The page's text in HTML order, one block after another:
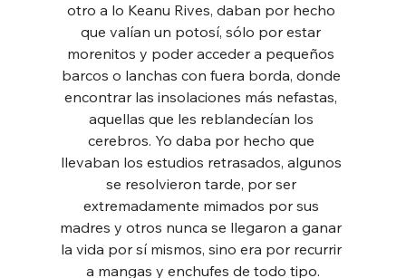
otro a lo Keanu Rives, daban por hecho
que valían un potosí, sólo por estar
morenitos y poder acceder a pequeños
barcos o lanchas con fuera borda, donde
encontrar las insolaciones más nefastas,
aquellas que les reblandecían los
cerebros. Yo daba por hecho que
llevaban los estudios retrasados, algunos
se resolvieron tarde, por ser
extremadamente mimados por sus
madres y otros nunca se llegaron a ganar
la vida por sí mismos, sino era por recurrir
a mangas y enchufes de todo tipo.